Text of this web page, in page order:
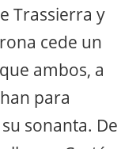
Trassierra y
cede un
ambos, a
para
sonanta. De